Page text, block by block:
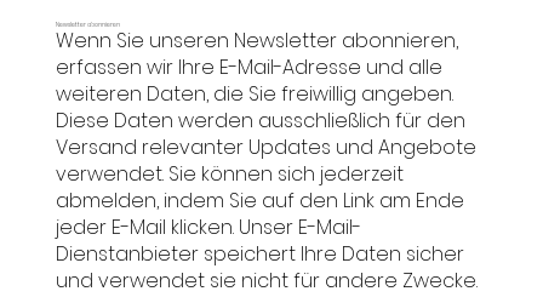
Newsletter abonnieren
Wenn Sie unseren Newsletter abonnieren,
erfassen wir Ihre E-Mail-Adresse und alle
weiteren Daten, die Sie freiwillig angeben.
Diese Daten werden ausschließlich für den
Versand relevanter Updates und Angebote
verwendet. Sie können sich jederzeit
abmelden, indem Sie auf den Link am Ende
jeder E-Mail klicken. Unser E-Mail-
Dienstanbieter speichert Ihre Daten sicher
und verwendet sie nicht für andere Zwecke.